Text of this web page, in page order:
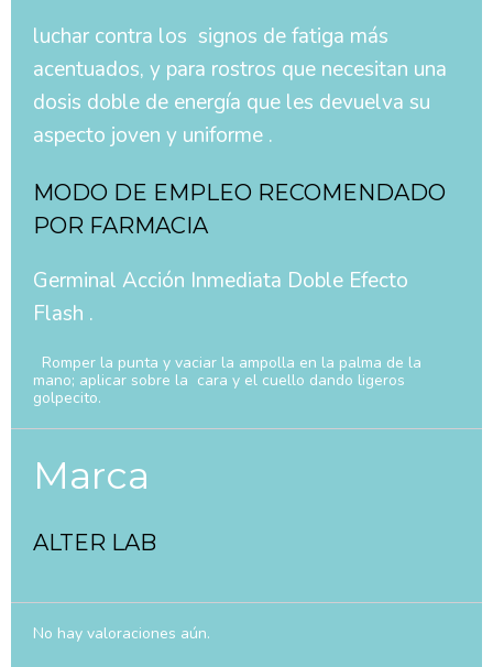
luchar contra los signos de fatiga más
acentuados, y para rostros que necesitan una
dosis doble de energía que les devuelva su
aspecto joven y uniforme .
MODO DE EMPLEO RECOMENDADO
POR FARMACIA
Germinal Acción Inmediata Doble Efecto
Flash .
Romper la punta y vaciar la ampolla en la palma de la
mano; aplicar sobre la cara y el cuello dando ligeros
golpecito.
Marca
ALTER LAB
No hay valoraciones aún.